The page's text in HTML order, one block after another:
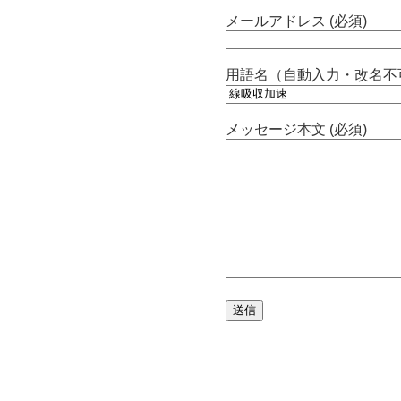
メールアドレス (必須)
用語名（自動入力・改名不
メッセージ本文 (必須)